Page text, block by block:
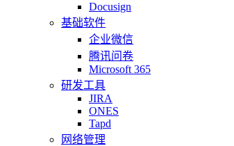
Docusign
基础软件
企业微信
腾讯问卷
Microsoft 365
研发工具
JIRA
ONES
Tapd
网络管理